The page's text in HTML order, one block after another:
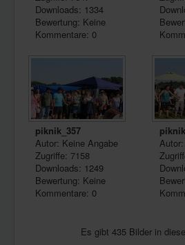
Downloads: 1334
Bewertung: Keine
Kommentare: 0
piknik_357
Autor: Keine Angabe
Zugriffe: 7158
Downloads: 1249
Bewertung: Keine
Kommentare: 0
Es gibt 435 Bilder in